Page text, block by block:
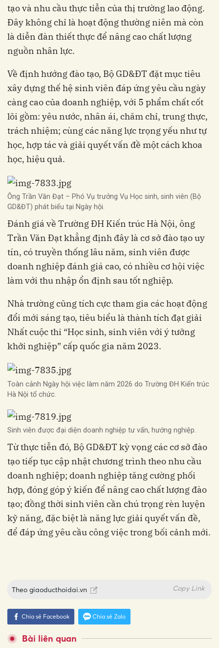
tạo và nhu cầu thực tiễn của thị trường lao động.
Đây không chỉ là hoạt động thường niên mà còn
là diễn đàn thiết thực để nâng cao chất lượng
nguồn nhân lực.
Về định hướng đào tạo, Bộ GD&ĐT đặt mục tiêu
xây dựng thế hệ sinh viên đáp ứng yêu cầu ngày
càng cao của doanh nghiệp, với 5 phẩm chất cốt
lõi gồm: yêu nước, nhân ái, chăm chỉ, trung thực,
trách nhiệm; cùng các năng lực trọng yếu như tự
học, hợp tác và giải quyết vấn đề một cách khoa
học, hiệu quả.
Ông Trần Văn Đạt – Phó Vụ trưởng Vụ Học sinh, sinh viên (Bộ
GD&ĐT) phát biểu tại Ngày hội.
Đánh giá về Trường ĐH Kiến trúc Hà Nội, ông
Trần Văn Đạt khẳng định đây là cơ sở đào tạo uy
tín, có truyền thống lâu năm, sinh viên được
doanh nghiệp đánh giá cao, có nhiều cơ hội việc
làm với thu nhập ổn định sau tốt nghiệp.
Nhà trường cũng tích cực tham gia các hoạt động
đổi mới sáng tạo, tiêu biểu là thành tích đạt giải
Nhất cuộc thi “Học sinh, sinh viên với ý tưởng
khởi nghiệp” cấp quốc gia năm 2023.
Toàn cảnh Ngày hội việc làm năm 2026 do Trường ĐH Kiến trúc
Hà Nội tổ chức.
Sinh viên được đại diện doanh nghiệp tư vấn, hướng nghiệp.
Từ thực tiễn đó, Bộ GD&ĐT kỳ vọng các cơ sở đào
tạo tiếp tục cập nhật chương trình theo nhu cầu
doanh nghiệp; doanh nghiệp tăng cường phối
hợp, đóng góp ý kiến để nâng cao chất lượng đào
tạo; đồng thời sinh viên cần chú trọng rèn luyện
kỹ năng, đặc biệt là năng lực giải quyết vấn đề,
để đáp ứng yêu cầu công việc trong bối cảnh mới.
Theo giaoducthoidai.vn Copy Link
Chia sẻ Facebook Chia sẻ Zalo
Bài liên quan